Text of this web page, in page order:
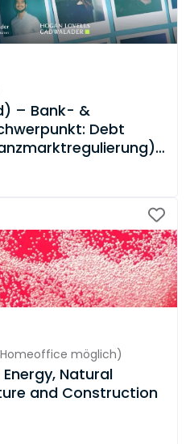
– Bank- &
Debt
Homeoffice möglich)
Natural
and Construction